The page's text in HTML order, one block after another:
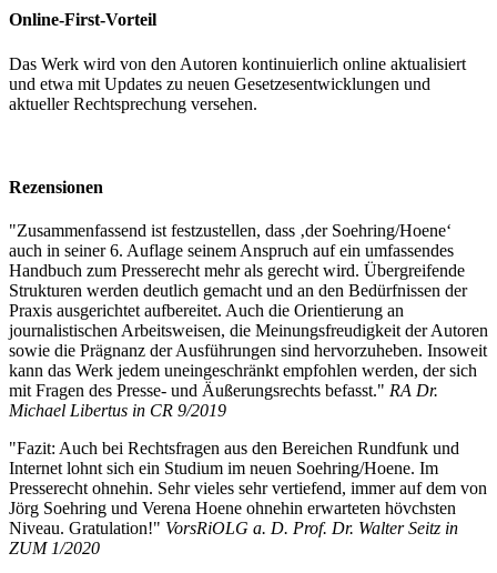
Online-First-Vorteil
Das Werk wird von den Autoren kontinuierlich online aktualisiert
und etwa mit Updates zu neuen Gesetzesentwicklungen und
aktueller Rechtsprechung versehen.
Rezensionen
"Zusammenfassend ist festzustellen, dass ‚der Soehring/Hoene‘
auch in seiner 6. Auflage seinem Anspruch auf ein umfassendes
Handbuch zum Presserecht mehr als gerecht wird. Übergreifende
Strukturen werden deutlich gemacht und an den Bedürfnissen der
Praxis ausgerichtet aufbereitet. Auch die Orientierung an
journalistischen Arbeitsweisen, die Meinungsfreudigkeit der Autoren
sowie die Prägnanz der Ausführungen sind hervorzuheben. Insoweit
kann das Werk jedem uneingeschränkt empfohlen werden, der sich
mit Fragen des Presse- und Äußerungsrechts befasst." RA Dr.
Michael Libertus in CR 9/2019
"Fazit: Auch bei Rechtsfragen aus den Bereichen Rundfunk und
Internet lohnt sich ein Studium im neuen Soehring/Hoene. Im
Presserecht ohnehin. Sehr vieles sehr vertiefend, immer auf dem von
Jörg Soehring und Verena Hoene ohnehin erwarteten hövchsten
Niveau. Gratulation!" VorsRiOLG a. D. Prof. Dr. Walter Seitz in
ZUM 1/2020